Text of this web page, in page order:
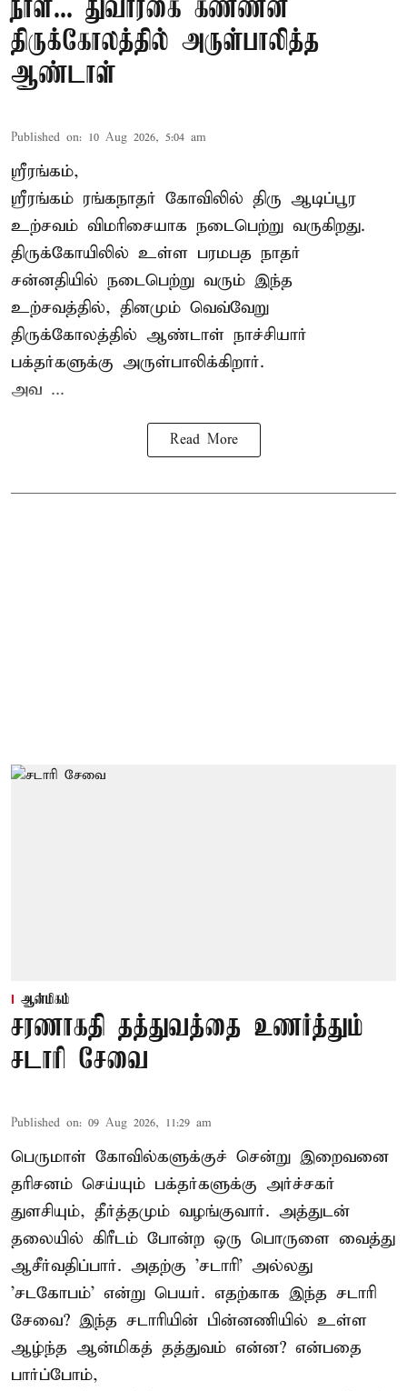
நாள்... துவாரகை கண்ணன்
திருக்கோலத்தில் அருள்பாலித்த
ஆண்டாள்
Published on: 10 Aug 2026, 5:04 am
ஸ்ரீரங்கம்,
ஸ்ரீரங்கம் ரங்கநாதர் கோவிலில் திரு ஆடிப்பூர
உற்சவம் விமரிசையாக நடைபெற்று வருகிறது.
திருக்கோயிலில் உள்ள பரமபத நாதர்
சன்னதியில் நடைபெற்று வரும் இந்த
உற்சவத்தில், தினமும் வெவ்வேறு
திருக்கோலத்தில் ஆண்டாள் நாச்சியார்
பக்தர்களுக்கு அருள்பாலிக்கிறார்.
அவ ...
Read More
ஆன்மிகம்
சரணாகதி தத்துவத்தை உணர்த்தும்
சடாரி சேவை
Published on: 09 Aug 2026, 11:29 am
பெருமாள் கோவில்களுக்குச் சென்று இறைவனை
தரிசனம் செய்யும் பக்தர்களுக்கு அர்ச்சகர்
துளசியும், தீர்த்தமும் வழங்குவார். அத்துடன்
தலையில் கிரீடம் போன்ற ஒரு பொருளை வைத்து
ஆசீர்வதிப்பார். அதற்கு 'சடாரி' அல்லது
'சடகோபம்' என்று பெயர். எதற்காக இந்த சடாரி
சேவை? இந்த சடாரியின் பின்னணியில் உள்ள
ஆழ்ந்த ஆன்மிகத் தத்துவம் என்ன? என்பதை
பார்ப்போம்,